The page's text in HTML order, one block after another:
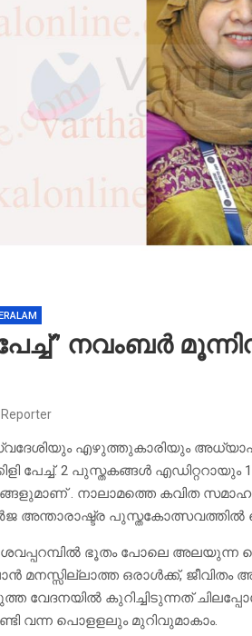
പേച്ച്” നവംബർ
Reporter
എഴുത്തുകാരിയും
പേച്ച്. 2 പുസ്തകങ്ങൾ
. നാലാമത്തെ കവിത
അന്താരാഷ്ട്ര പുസ്തകോത്സവത്തിൽ
ശവപ്പറമ്പില്‍ ഭൂതം പോലെ അലയുന്ന
മനസ്സില്ലാത്ത ഒരാള്‍ക്ക്,
വേദനയില്‍ കുറിച്ചിടുന്നത്
വന്ന പൊളളലും മുറിവുമാകാം.